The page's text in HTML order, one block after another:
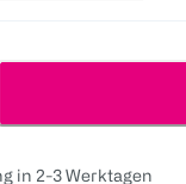
in 2-3 Werktagen